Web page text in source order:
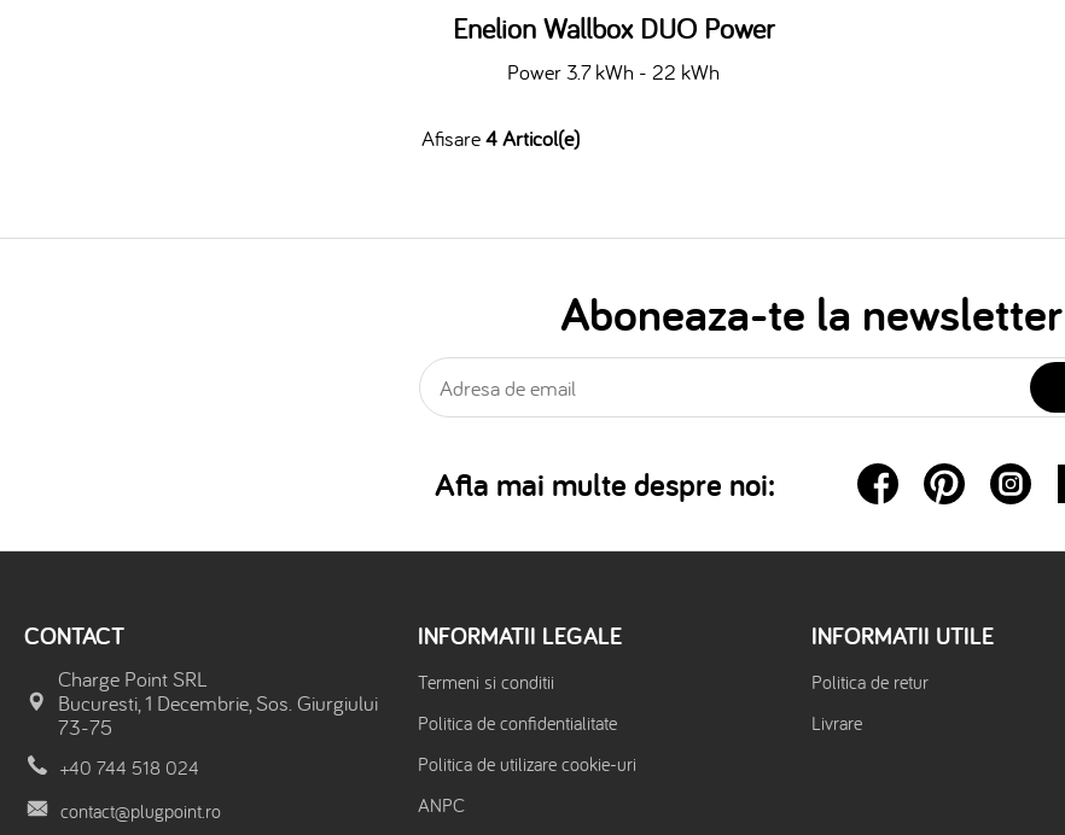
Enelion Wallbox DUO Power
Power 3.7 kWh - 22 kWh
Afisare4 Articol(e)
Aboneaza-te la newsletter
Afla mai multe despre noi:
CONTACT
Charge Point SRL
Bucuresti, 1 Decembrie, Sos. Giurgiului
73-75
+40 744 518 024
contact@plugpoint.ro
INFORMATII LEGALE
Termeni si conditii
Politica de confidentialitate
Politica de utilizare cookie-uri
ANPC
INFORMATII UTILE
Politica de retur
Livrare